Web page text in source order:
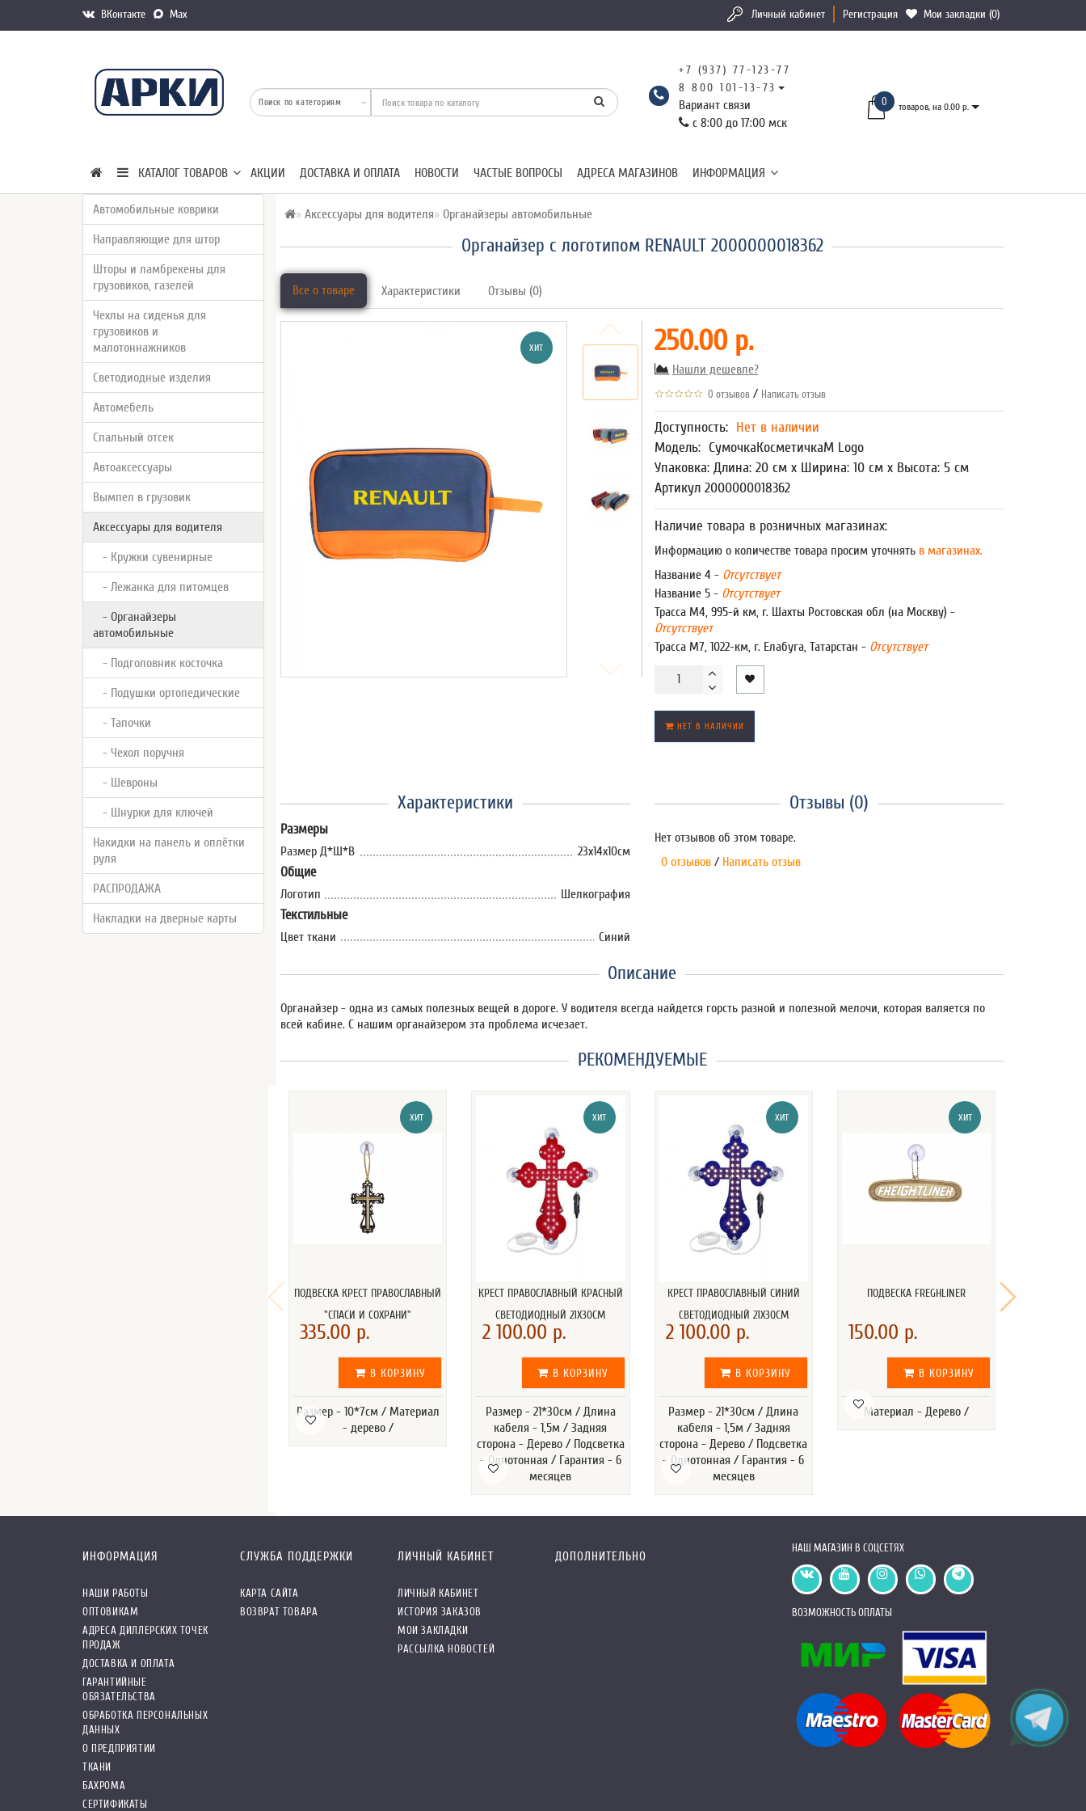
ВКонтакте Max Личный кабинет Регистрация Мои закладки (0)
+7 (937) 77-123-77
8 800 101-13-73
Вариант связи
с 8:00 до 17:00 мск
0 товаров, на 0.00 р.
КАТАЛОГ ТОВАРОВ АКЦИИ ДОСТАВКА И ОПЛАТА НОВОСТИ ЧАСТЫЕ ВОПРОСЫ АДРЕСА МАГАЗИНОВ ИНФОРМАЦИЯ
Автомобильные коврики
Направляющие для штор
Шторы и ламбрекены для
грузовиков, газелей
Чехлы на сиденья для
грузовиков и
малотоннажников
Светодиодные изделия
Автомебель
Спальный отсек
Автоаксессуары
Вымпел в грузовик
Аксессуары для водителя
- Кружки сувенирные
- Лежанка для питомцев
- Органайзеры
автомобильные
- Подголовник косточка
- Подушки ортопедические
- Тапочки
- Чехол поручня
- Шевроны
- Шнурки для ключей
Накидки на панель и оплётки
руля
РАСПРОДАЖА
Накладки на дверные карты
Аксессуары для водителя Органайзеры автомобильные
Органайзер с логотипом RENAULT 2000000018362
Все о товаре Характеристики Отзывы (0)
ХИТ 250.00 р.
Нашли дешевле?
0 отзывов / Написать отзыв
Доступность: Нет в наличии
Модель: СумочкаКосметичкаМ Logo
Упаковка: Длина: 20 см x Ширина: 10 см x Высота: 5 см
Артикул 2000000018362
Наличие товара в розничных магазинах:
Информацию о количестве товара просим уточнятьв магазинах.
Название 4 - Отсутствует
Название 5 - Отсутствует
Трасса М4, 995-й км, г. Шахты Ростовская обл (на Москву) -
Отсутствует
Трасса М7, 1022-км, г. Елабуга, Татарстан - Отсутствует
НЕТ В НАЛИЧИИ
Характеристики
Размеры
Размер Д*Ш*В 23х14х10см
Общие
Логотип Шелкография
Текстильные
Цвет ткани Синий
Отзывы (0)
Нет отзывов об этом товаре.
0 отзывов / Написать отзыв
Описание
Органайзер - одна из самых полезных вещей в дороге. У водителя всегда найдется горсть разной и полезной мелочи, которая валяется по
всей кабине. С нашим органайзером эта проблема исчезает.
РЕКОМЕНДУЕМЫЕ
ХИТ
ПОДВЕСКА КРЕСТ ПРАВОСЛАВНЫЙ
"СПАСИ И СОХРАНИ"
335.00 р.
В КОРЗИНУ
Размер - 10*7см / Материал
- дерево /
ХИТ
КРЕСТ ПРАВОСЛАВНЫЙ КРАСНЫЙ
СВЕТОДИОДНЫЙ 21Х30СМ
2 100.00 р.
В КОРЗИНУ
Размер - 21*30см / Длина
кабеля - 1,5м / Задняя
сторона - Дерево / Подсветка
- Однотонная / Гарантия - 6
месяцев
ХИТ
КРЕСТ ПРАВОСЛАВНЫЙ СИНИЙ
СВЕТОДИОДНЫЙ 21Х30СМ
2 100.00 р.
В КОРЗИНУ
Размер - 21*30см / Длина
кабеля - 1,5м / Задняя
сторона - Дерево / Подсветка
- Однотонная / Гарантия - 6
месяцев
ХИТ
ПОДВЕСКА FREGHLINER
150.00 р.
В КОРЗИНУ
Материал - Дерево /
ИНФОРМАЦИЯ
НАШИ РАБОТЫ
ОПТОВИКАМ
АДРЕСА ДИЛЛЕРСКИХ ТОЧЕК
ПРОДАЖ
ДОСТАВКА И ОПЛАТА
ГАРАНТИЙНЫЕ
ОБЯЗАТЕЛЬСТВА
ОБРАБОТКА ПЕРСОНАЛЬНЫХ
ДАННЫХ
О ПРЕДПРИЯТИИ
ТКАНИ
БАХРОМА
СЕРТИФИКАТЫ
СЛУЖБА ПОДДЕРЖКИ
КАРТА САЙТА
ВОЗВРАТ ТОВАРА
ЛИЧНЫЙ КАБИНЕТ
ЛИЧНЫЙ КАБИНЕТ
ИСТОРИЯ ЗАКАЗОВ
МОИ ЗАКЛАДКИ
РАССЫЛКА НОВОСТЕЙ
ДОПОЛНИТЕЛЬНО
НАШ МАГАЗИН В СОЦСЕТЯХ
ВОЗМОЖНОСТЬ ОПЛАТЫ